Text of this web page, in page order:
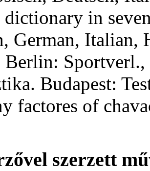
dictionary in
German, Italian,
Berlin:
Budapest:
factores of
szerzett